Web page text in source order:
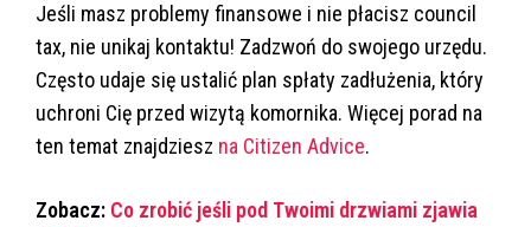
Jeśli masz problemy finansowe i nie płacisz council
tax, nie unikaj kontaktu! Zadzwoń do swojego urzędu.
Często udaje się ustalić plan spłaty zadłużenia, który
uchroni Cię przed wizytą komornika. Więcej porad na
ten temat znajdziesz na Citizen Advice.
Zobacz: Co zrobić jeśli pod Twoimi drzwiami zjawia